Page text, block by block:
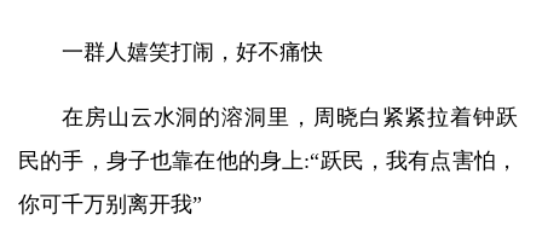
一群人嬉笑打闹，好不痛快
在房山云水洞的溶洞里，周晓白紧紧拉着钟跃
民的手，身子也靠在他的身上:“跃民，我有点害怕，
你可千万别离开我”